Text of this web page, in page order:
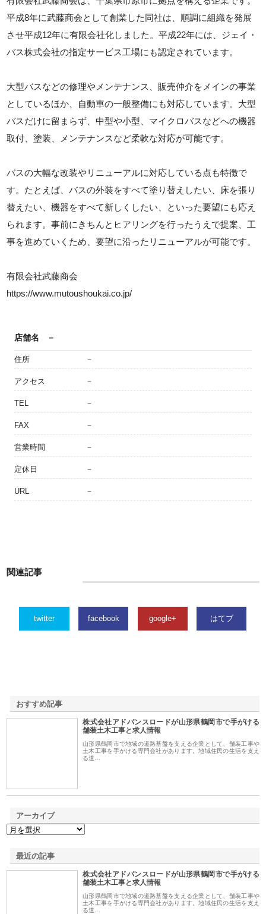
平成8年に武藤商会として創業した同社は、順調に組織を発展
させ平成12年に有限会社化しました。平成22年には、ジェイ・
バス株式会社の指定サービス工場にも認定されています。
大型バスなどの修理やメンテナンス、販売仲介をメインの事業
としているほか、自動車の一般整備にも対応しています。大型
バスだけに留まらず、中型や小型、マイクロバスなどへの機器
取付、塗装、メンテナンスなど柔軟な対応が可能です。
バスの大幅な改装やリニューアルに対応している点も特徴で
す。たとえば、バスの外装をすべて塗り替えしたい、床を張り
替えたい、機器をすべて新しくしたい、といった要望にも応え
られます。事前にきちんとヒアリングを行ったうえで提案、工
事を進めていくため、要望に沿ったリニューアルが可能です。
有限会社武藤商会
https://www.mutoushoukai.co.jp/
店舗名 －
住所 －
アクセス －
TEL －
FAX －
営業時間 －
定休日 －
URL －
関連記事
twitter facebook google+ はてブ
おすすめ記事
株式会社アドバンスロードが山形県鶴岡市で手がける
舗装土木工事と求人情報
山形県鶴岡市で地域の道路基盤を支える企業として、舗装工事や
土木工事を手がける専門会社があります。地域住民の生活を支え
る道…
アーカイブ
最近の記事
株式会社アドバンスロードが山形県鶴岡市で手がける
舗装土木工事と求人情報
山形県鶴岡市で地域の道路基盤を支える企業として、舗装工事や
土木工事を手がける専門会社があります。地域住民の生活を支え
る道…